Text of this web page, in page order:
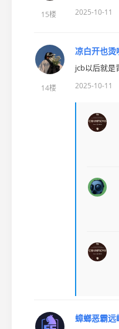
15楼 2025-10-11
14楼
凉白开也烫
jcb以后就是
2025-10-11
蟑螂恶霸远